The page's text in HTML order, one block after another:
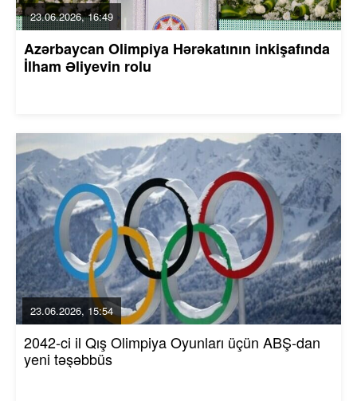
23.06.2026, 16:49
Azərbaycan Olimpiya Hərəkatının inkişafında
İlham Əliyevin rolu
23.06.2026, 15:54
2042-ci il Qış Olimpiya Oyunları üçün ABŞ-dan
yeni təşəbbüs